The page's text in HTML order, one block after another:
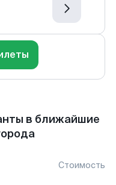
в ближайшие
Стоимость